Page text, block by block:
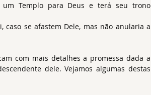
Templo para Deus e terá seu trono
se afastem Dele, mas não anularia a
com mais detalhes a promessa dada a
dele. Vejamos algumas destas